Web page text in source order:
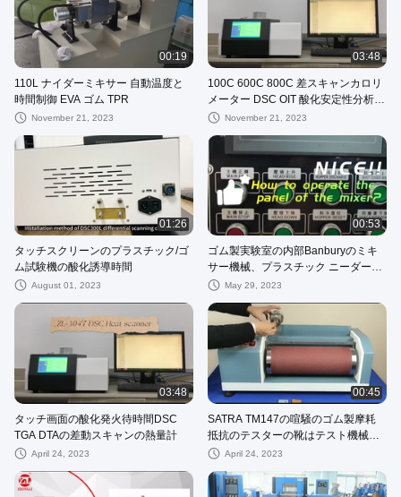
00:19
110L ナイダーミキサー 自動温度と
時間制御 EVA ゴム TPR
November 21, 2023
03:48
100C 600C 800C 差スキャンカロリ
メーター DSC OIT 酸化安定性分析装
置
November 21, 2023
01:26
タッチスクリーンのプラスチック/ゴ
ム試験機の酸化誘導時間
August 01, 2023
00:53
ゴム製実験室の内部Banburyのミキ
サー機械、プラスチック ニーダー装
置
May 29, 2023
03:48
タッチ画面の酸化発火待時間DSC
TGA DTAの差動スキャンの熱量計
April 24, 2023
00:45
SATRA TM147の喧騒のゴム製摩耗
抵抗のテスターの靴はテスト機械を
身に着けている
April 24, 2023